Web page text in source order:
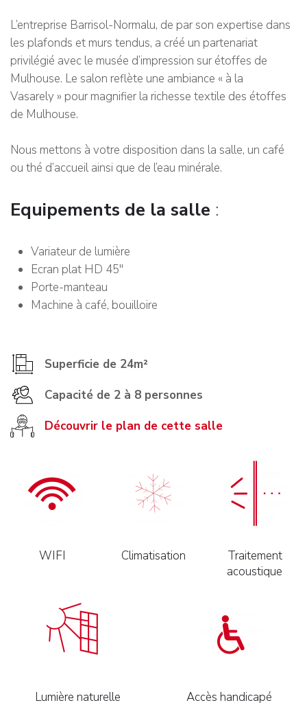
L’entreprise Barrisol-Normalu, de par son expertise dans
les plafonds et murs tendus, a créé un partenariat
privilégié avec le musée d’impression sur étoffes de
Mulhouse. Le salon reflète une ambiance « à la
Vasarely » pour magnifier la richesse textile des étoffes
de Mulhouse.
Nous mettons à votre disposition dans la salle, un café
ou thé d’accueil ainsi que de l’eau minérale.
Equipements de la salle :
Variateur de lumière
Ecran plat HD 45''
Porte-manteau
Machine à café, bouilloire
Superficie de 24m²
Capacité de 2 à 8 personnes
Découvrir le plan de cette salle
WIFI Climatisation
Traitement
acoustique
Lumière naturelle Accès handicapé